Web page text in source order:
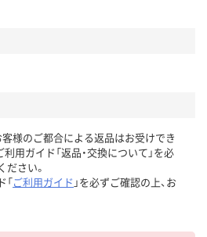
客様のご都合による返品はお受けでき
用ガイド「返品・交換について」を必
ださい。
「ご利用ガイド 」を必ずご確認の上、お